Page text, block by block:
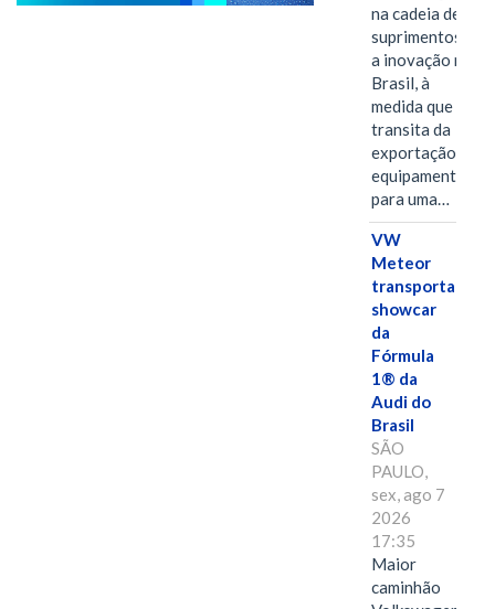
na cadeia de
suprimentos e
a inovação no
Brasil, à
medida que
transita da
exportação de
equipamentos
para uma…
VW
Meteor
transporta
showcar
da
Fórmula
1® da
Audi do
Brasil
SÃO
PAULO,
sex, ago 7
2026
17:35
Maior
caminhão